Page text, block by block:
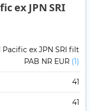
ex JPN SRI
Pacific ex JPN SRI filt
PAB NR EUR (1)
41
41